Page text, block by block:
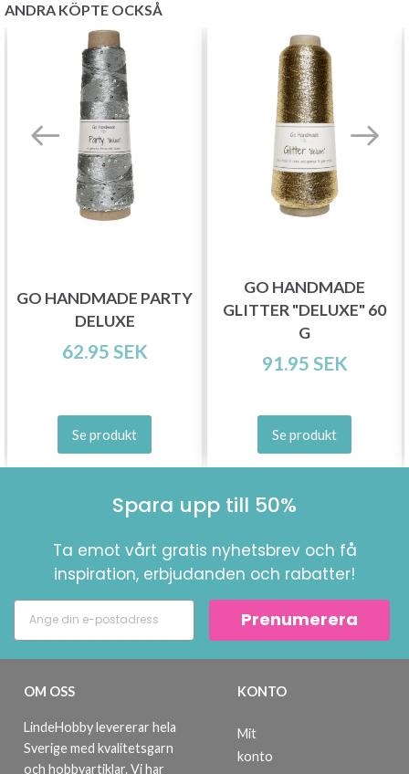
ANDRA KÖPTE OCKSÅ
GO HANDMADE PARTY
DELUXE
62.95 SEK
Se produkt
GO HANDMADE
GLITTER "DELUXE" 60
G
91.95 SEK
Se produkt
Spara upp till 50%
Ta emot vårt gratis nyhetsbrev och få
inspiration, erbjudanden och rabatter!
Prenumerera
OM OSS
LindeHobby levererar hela
Sverige med kvalitetsgarn
och hobbyartiklar. Vi har
KONTO
Mit
konto